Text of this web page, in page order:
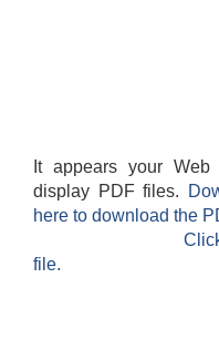
It appears your
display PDF files.
here to download the
file.